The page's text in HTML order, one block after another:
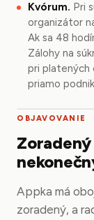
Kvórum. Pri
organizátor
Ak sa 48
Zálohy na
pri platených
priamo
OBJAVOVANIE
Appka má
zoradený, a